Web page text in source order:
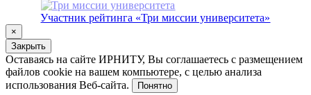
Участник рейтинга «Три миссии университета»
×
Закрыть
Оставаясь на сайте ИРНИТУ, Вы соглашаетесь с размещением
файлов cookie на вашем компьютере, с целью анализа
использования Веб-сайта.
Понятно